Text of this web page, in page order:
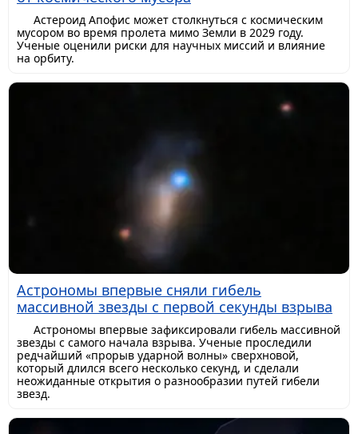
Астероид Апофис может столкнуться с космическим
мусором во время пролета мимо Земли в 2029 году.
Ученые оценили риски для научных миссий и влияние
на орбиту.
Астрономы впервые сняли гибель
массивной звезды с первой секунды взрыва
Астрономы впервые зафиксировали гибель массивной
звезды с самого начала взрыва. Ученые проследили
редчайший «прорыв ударной волны» сверхновой,
который длился всего несколько секунд, и сделали
неожиданные открытия о разнообразии путей гибели
звезд.